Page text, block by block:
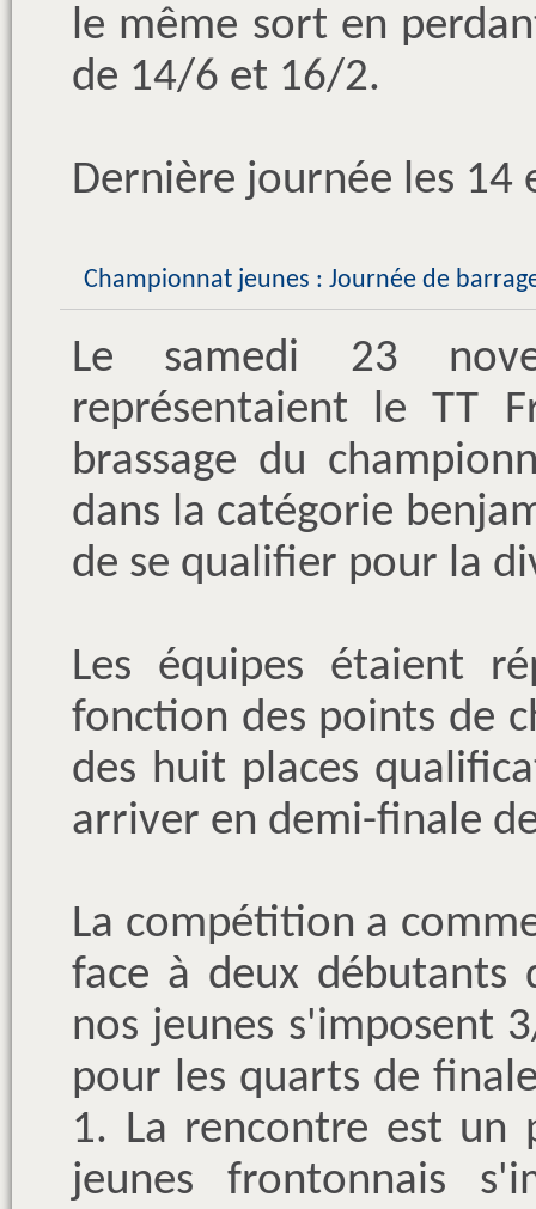
le même sort en
de 14/6 et 16/2.
Dernière journée les 14
Championnat jeunes : Journée de
Le samedi 23
représentaient le TT
brassage du
dans la catégorie
de se qualifier pour la
Les équipes étaient
fonction des points de
des huit places
arriver en demi-finale
La compétition a
face à deux débutants
nos jeunes s'imposent
pour les quarts de
1. La rencontre est un
jeunes frontonnais